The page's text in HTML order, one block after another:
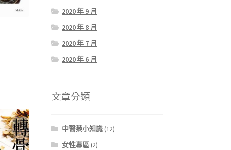
2020 年 9 月
2020 年 8 月
2020 年 7 月
2020 年 6 月
文章分類
中醫藥小知識 (12)
女性專區 (2)